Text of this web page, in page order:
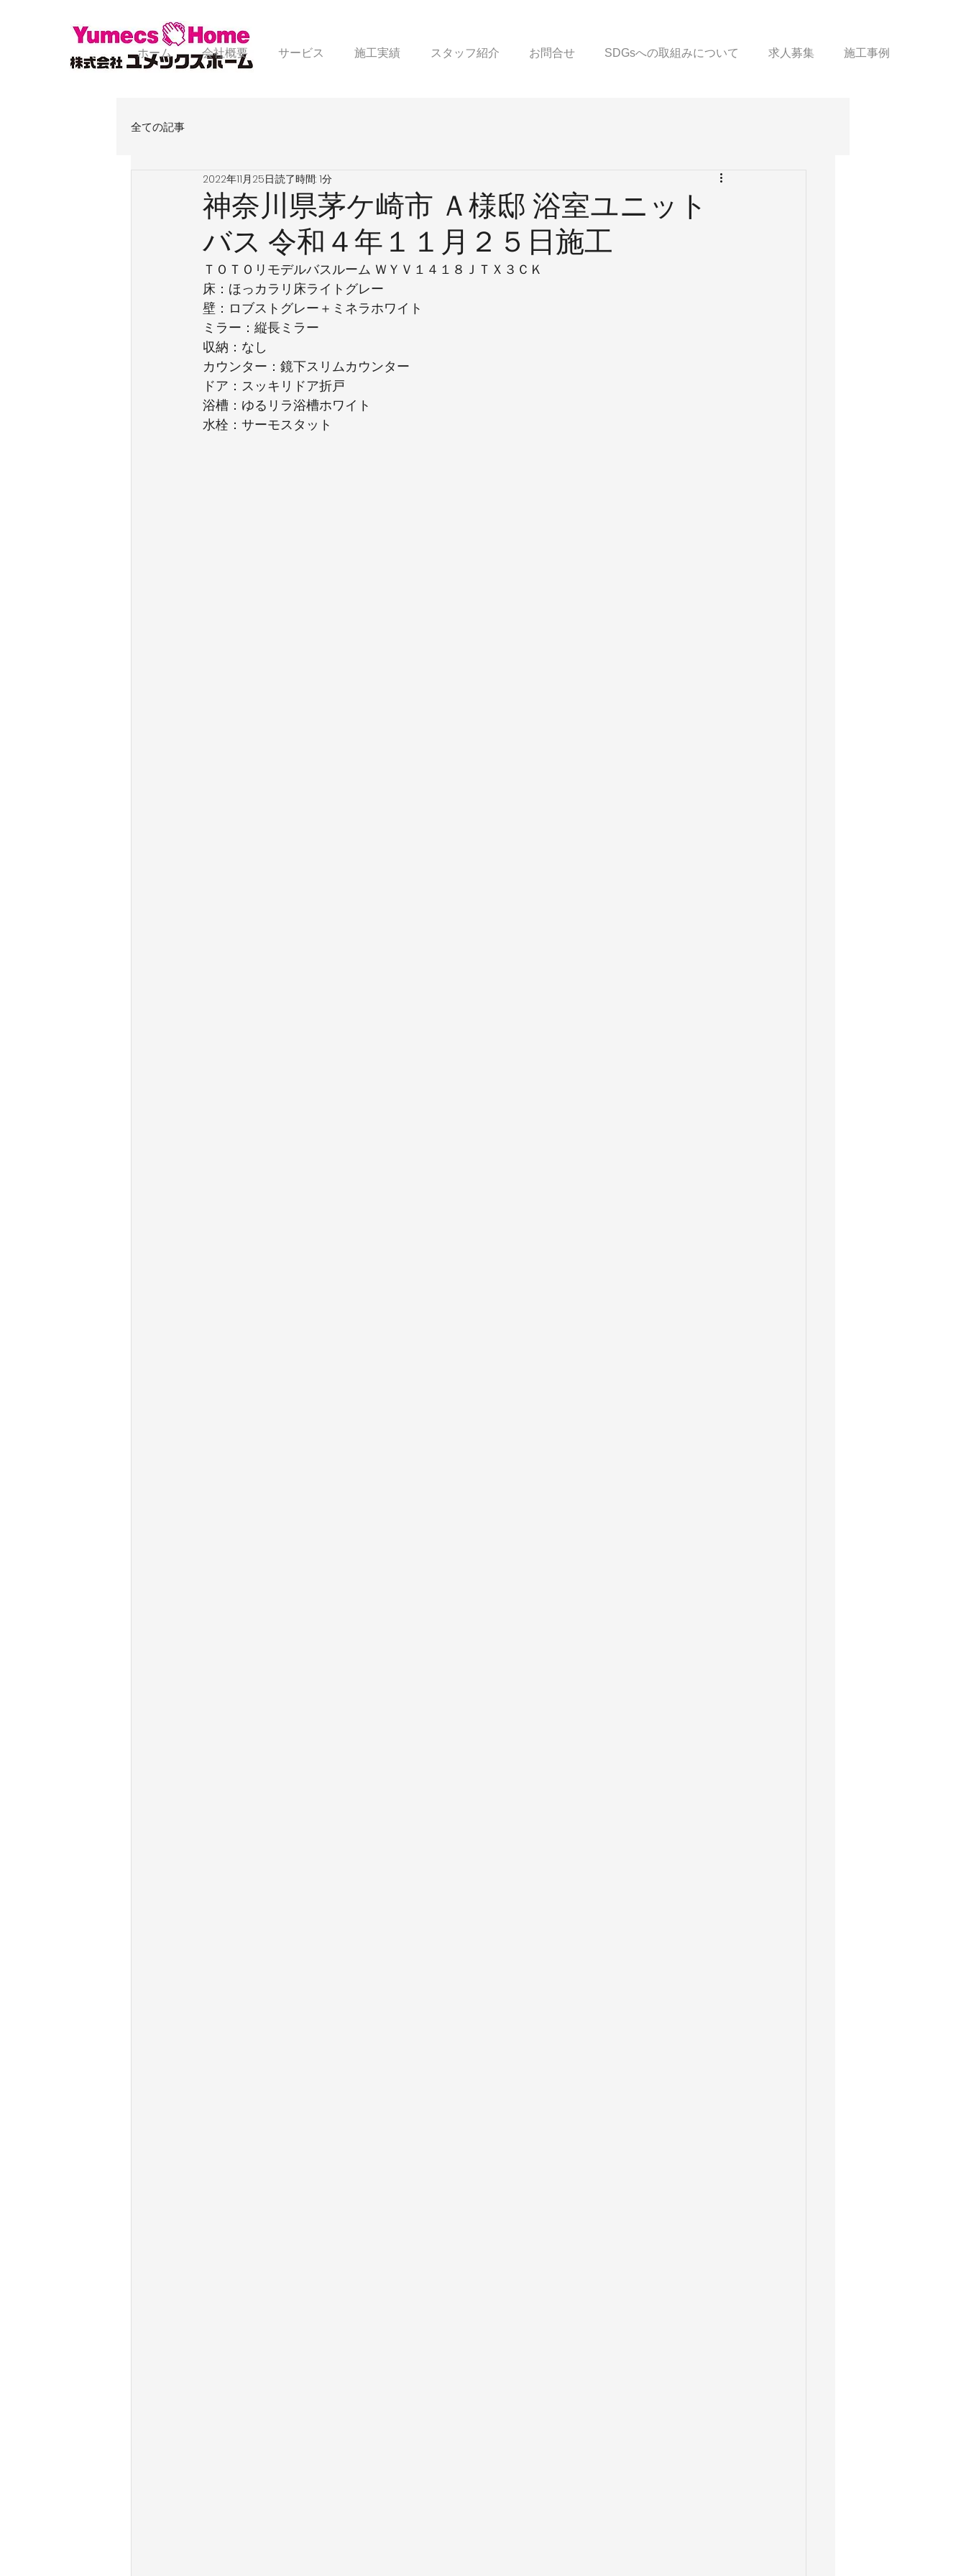
ホーム 会社概要 サービス 施工実績 スタッフ紹介 お問合せ SDGsへの取組みについて 求人募集 施工事例
全ての記事
神奈川県茅ケ崎市 Ａ様邸 浴室ユニット
バス 令和４年１１月２５日施工
2022年11月25日読了時間: 1分
ＴＯＴＯリモデルバスルーム ＷＹＶ１４１８ＪＴＸ３ＣＫ
床：ほっカラリ床ライトグレー
壁：ロブストグレー＋ミネラホワイト
ミラー：縦長ミラー
収納：なし
カウンター：鏡下スリムカウンター
ドア：スッキリドア折戸
浴槽：ゆるリラ浴槽ホワイト
水栓：サーモスタット